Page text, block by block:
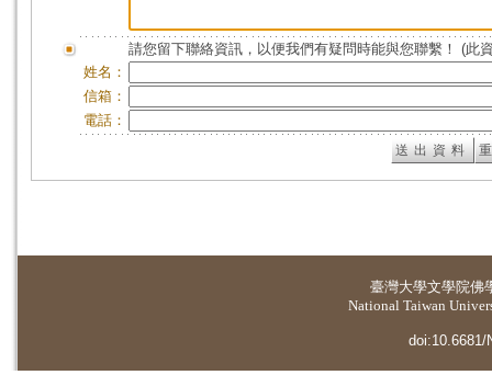
請您留下聯絡資訊，以便我們有疑問時能與您聯繫！ (此
姓名：
信箱：
電話：
臺灣大學文學院佛
National Taiwan
doi:10.6681/